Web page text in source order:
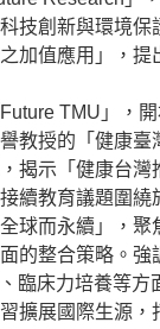
技創新與環境
加值應用」，提
TMU」，
教授的「健康臺
揭示「健康台灣
續教育議題圍繞
球而永續」，聚
的整合策略。強
臨床力培養等方
擴展國際生源，